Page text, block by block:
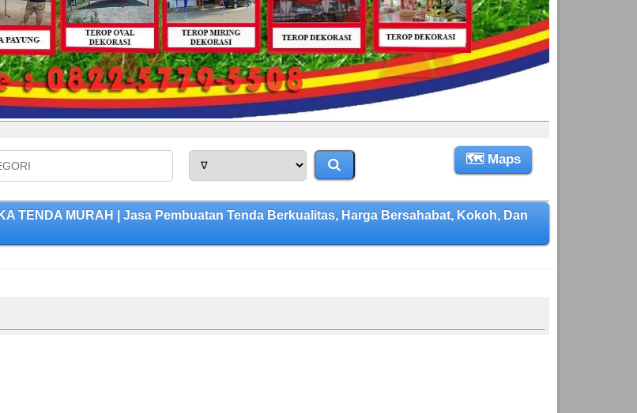
🗺 Maps
TENDA MURAH | Jasa Pembuatan Tenda Berkualitas, Harga Bersahabat, Kokoh, Dan